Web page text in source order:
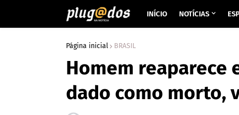
INÍCIO NOTÍCIAS
Página inicial BRASIL
Homem reaparece
dado como morto,